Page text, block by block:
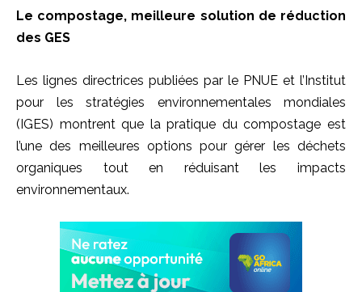
Le compostage, meilleure solution de réduction
des GES
Les lignes directrices publiées par le PNUE et l’Institut
pour les stratégies environnementales mondiales
(IGES) montrent que la pratique du compostage est
l’une des meilleures options pour gérer les déchets
organiques tout en réduisant les impacts
environnementaux.